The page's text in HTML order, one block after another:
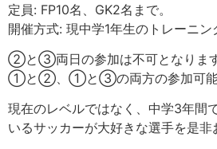
定員: FP10名、GK2名まで。
開催方式: 現中学1年生のトレーニン
②と③両日の参加は不可となります
①と②、①と③の両方の参加可能
現在のレベルではなく、中学3年間
いるサッカーが大好きな選手を是非